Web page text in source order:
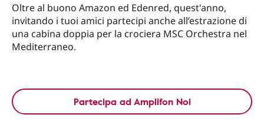
Oltre al buono Amazon ed Edenred, quest'anno,
invitando i tuoi amici partecipi anche all’estrazione di
una cabina doppia per la crociera MSC Orchestra nel
Mediterraneo.
Partecipa ad Amplifon Noi